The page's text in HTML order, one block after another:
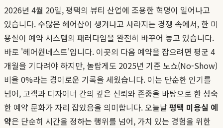
2026년 4월 20일, 평택의 뷰티 산업에 조용한 혁명이 일어나고
있습니다. 수많은 헤어샵이 생겨나고 사라지는 경쟁 속에서, 한 미
용실이 예약 시스템의 패러다임을 완전히 바꾸어 놓고 있습니다.
바로 '헤어원네스트'입니다. 이곳의 다음 예약을 잡으려면 평균 4
개월을 기다려야 하지만, 놀랍게도 2025년 기준 노쇼(No-Show)
비율 0%라는 경이로운 기록을 세웠습니다. 이는 단순한 인기를
넘어, 고객과 디자이너 간의 깊은 신뢰와 존중을 바탕으로 한 성숙
한 예약 문화가 자리 잡았음을 의미합니다. 오늘날평택 미용실 예
약은 단순히 시간을 정하는 행위를 넘어, 가치 있는 경험을 위한